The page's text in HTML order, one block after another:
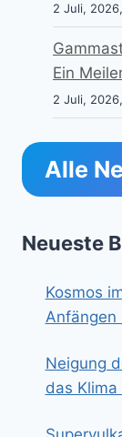
2 Juli, 2026,
Ein
2 Juli, 2026,
Alle
Neueste
Kosmos
Anfängen
Neigung
das